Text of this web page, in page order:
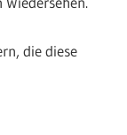
die diese